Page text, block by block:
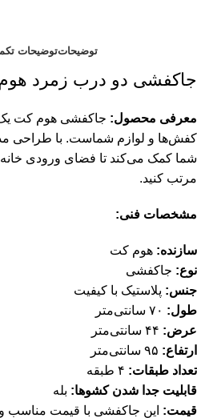
توضیحاتتوضیحات
جاکفشی دو درب زمرد
معرفی محصول: جاکفشی هوم کت یک
کفش‌ها و لوازم شماست. با طراحی
شما کمک می‌کند تا فضای ورودی خانه
مرتب کنید.
مشخصات فنی:
سازنده: هوم کت
نوع: جاکفشی
جنس: پلاستیک با کیفیت
طول:
عرض:
ارتفاع:
تعداد طبقات:
قابلیت جدا شدن کشوها: بله
قیمت: این جاکفشی با قیمت